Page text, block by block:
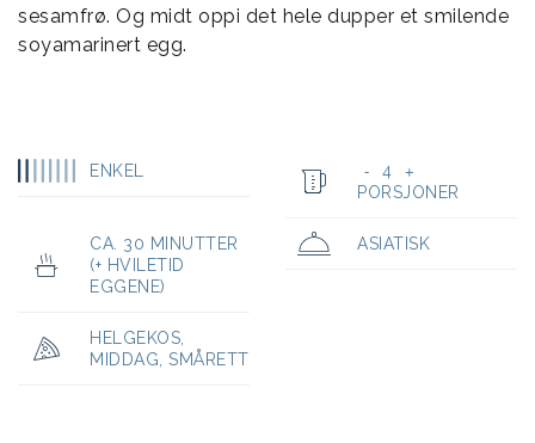
sesamfrø. Og midt oppi det hele dupper et smilende
soyamarinert egg.
ENKEL - 4 +
PORSJONER
CA. 30 MINUTTER
(+ HVILETID
EGGENE)
ASIATISK
HELGEKOS
MIDDAG SMÅRETT